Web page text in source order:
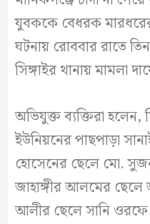
যুবককে বেধরক
ঘটনায় রোববার রাতে
সিঙ্গাইর থানায় মামলা
অভিযুক্ত ব্যক্তিরা হলেন,
ইউনিয়নের পাছপাড়া
হোসেনের ছেলে মো.
জাহাঙ্গীর আলমের
আলীর ছেলে সানি